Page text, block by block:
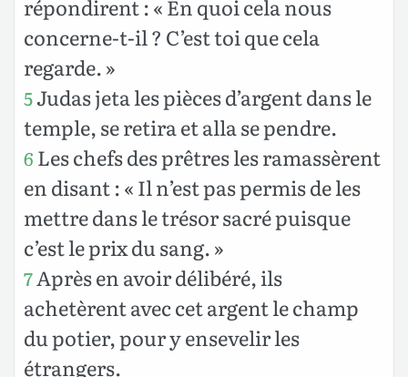
répondirent : « En quoi cela nous
concerne-t-il ? C’est toi que cela
regarde. »
5Judas jeta les pièces d’argent dans le
temple, se retira et alla se pendre.
6 Les chefs des prêtres les ramassèrent
en disant : « Il n’est pas permis de les
mettre dans le trésor sacré puisque
c’est le prix du sang. »
7Après en avoir délibéré, ils
achetèrent avec cet argent le champ
du potier, pour y ensevelir les
étrangers.